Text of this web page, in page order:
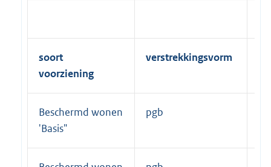
soort
voorziening
verstrekkingsvorm
Beschermd wonen
'Basis"
pgb